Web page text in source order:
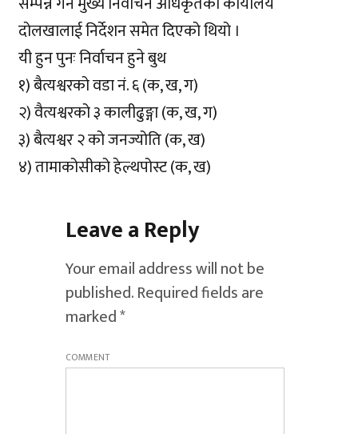
दोलखालाई निर्देशन समेत दिएको थियो ।
यी हुन पुनः निर्वाचन हुने बुथ
१) बैत्यश्वरको वडा नं. ६ (क, ख, ग)
२) वैत्यश्वरको ३ कालीढुङ्गा (क, ख, ग)
३) बैत्यश्वर २ को जनज्योति (क, ख)
४) तामाकोसीको हेल्थपोस्ट (क, ख)
Leave a Reply
Your email address will not be
published.Required fields are
marked*
COMMENT